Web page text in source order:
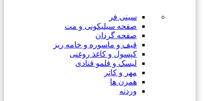
سینی فر
صفحه سیلیکونی و مت
صفحه گردان
قیف و ماسوره و خامه ریز
کپسول و کاغذ روغنی
لیسک و قلمو قنادی
مهر و کاتر
همزن ها
وردنه